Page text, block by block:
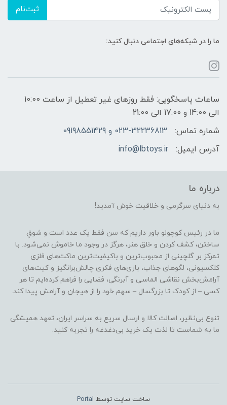
ثبت‌نام
ما را در شبکه‌های اجتماعی دنبال کنید:
ساعات پاسخگویی: فقط روزهای غیر تعطیل از ساعت 10:00
الی 14:00 و 17:00 الی 21:00
شماره تماس:
023-32236813 و 09198551429
آدرس ایمیل:
info@lbtoys.ir
درباره ما
به دنیای سرگرمی و خلاقیت خوش آمدید!
ما در رئیس کوچولو باور داریم که سن فقط یک عدد است و شوقِ
ساختن، کشف کردن و خلق هنر، هرگز در وجود ما خاموش نمی‌شود. با
تمرکز بر گلچینی از محبوب‌ترین و باکیفیت‌ترین ماکت‌های فلزی
کلکسیونی، لگوهای جذاب، بازی‌های فکری چالش‌برانگیز و کیت‌های
آرامش‌بخش نقاشی الماسی و آبرنگی، فضایی را فراهم کرده‌ایم تا هر
کسی – از کودک تا بزرگسال – سهم خود را از هیجان و آرامش پیدا کند.
تنوع بی‌نظیر، اصالت کالا و ارسال سریع به سراسر ایران، تعهد همیشگی
ما به شماست تا لذت یک خرید بی‌دغدغه را تجربه کنید.
ساخت سایت توسط Portal